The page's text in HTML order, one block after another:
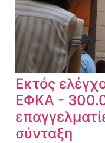
Εκτός
ΕΦΚΑ -
σύνταξη